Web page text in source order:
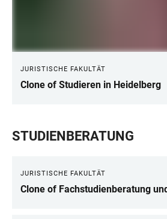
JURISTISCHE FAKULTÄT
Clone of Studieren in Heidelberg
STUDIENBERATUNG
JURISTISCHE FAKULTÄT
Clone of Fachstudienberatung